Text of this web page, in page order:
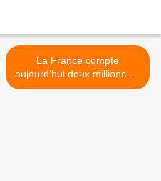
La France compte
aujourd’hui deux millions de
protestants, par Sébastien